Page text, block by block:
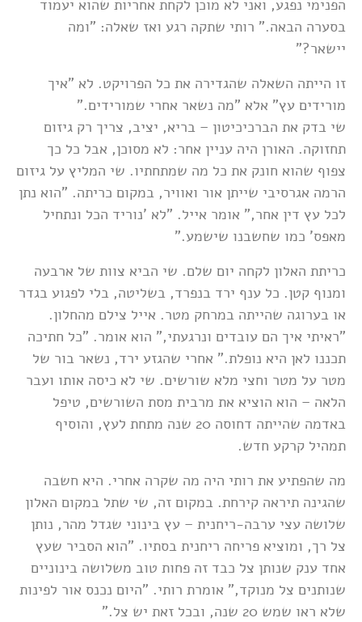
הפנימי נפגע, ואני לא מוכן לקחת אחריות שהוא יעמוד
בסערה הבאה." רותי שתקה רגע ואז שאלה: "ומה
יישאר?"
זו הייתה השאלה שהגדירה את כל הפרויקט. לא "איך
מורידים עץ" אלא "מה נשאר אחרי שמורידים."
שי בדק את הברכיכיטון – בריא, יציב, צריך רק גיזום
תחזוקה. האורן היה עניין אחר: לא מסוכן, אבל כל כך
צפוף שהוא חונק את כל מה שמתחתיו. שי המליץ על גיזום
הרמה אגרסיבי שייתן אור ואוויר, במקום כריתה. "הוא נתן
לכל עץ דין אחר," אומר אייל. "לא 'נוריד הכל ונתחיל
מאפס' כמו שחשבנו שישמע."
כריתת האלון לקחה יום שלם. שי הביא צוות של ארבעה
ומנוף קטן. כל ענף ירד בנפרד, בשליטה, בלי לפגוע בגדר
או בערוגה שהייתה במרחק מטר. אייל צילם מהחלון.
"ראיתי איך הם עובדים ונרגעתי," הוא אומר. "כל חתיכה
תכננו לאן היא נופלת." אחרי שהגזע ירד, נשאר בור של
מטר על מטר וחצי מלא שורשים. שי לא כיסה אותו ועבר
הלאה – הוא הוציא את מרבית מסת השורשים, טיפל
באדמה שהייתה דחוסה 20 שנה מתחת לעץ, והוסיף
תמהיל קרקע חדש.
מה שהפתיע את רותי היה מה שקרה אחרי. היא חשבה
שהגינה תיראה קירחת. במקום זה, שי שתל במקום האלון
שלושה עצי ערבה-ריחנית – עץ בינוני שגדל מהר, נותן
צל רך, ומוציא פריחה ריחנית בסתיו. "הוא הסביר שעץ
אחד ענק שנותן צל כבד זה פחות טוב משלושה בינוניים
שנותנים צל מנוקד," אומרת רותי. "היום נכנס אור לפינות
שלא ראו שמש 20 שנה, ובכל זאת יש צל."